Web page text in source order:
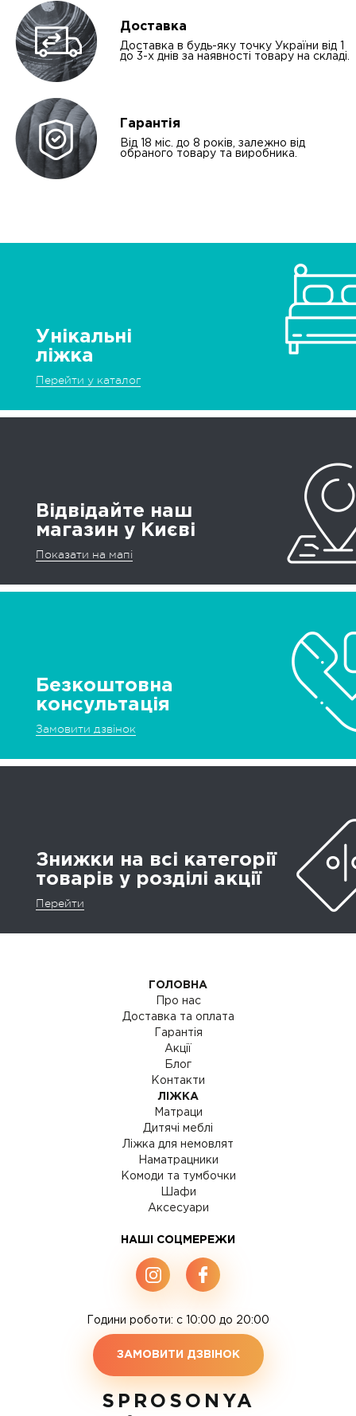
Доставка
Доставка в будь-яку точку України від 1
до 3-х днів за наявності товару на складі.
Гарантія
Від 18 міс. до 8 років, залежно від
обраного товару та виробника.
Унікальні
ліжка
Перейти у каталог
Відвідайте наш
магазин у Києві
Показати на мапі
Безкоштовна
консультація
Замовити дзвінок
Знижки на всі категорії
товарів у розділі акції
Перейти
ГОЛОВНА
Про нас
Доставка та оплата
Гарантія
Акції
Блог
Контакти
ЛІЖКА
Матраци
Дитячі меблі
Ліжка для немовлят
Наматрацники
Комоди та тумбочки
Шафи
Аксесуари
НАШІ СОЦМЕРЕЖИ
Години роботи: c 10:00 до 20:00
ЗАМОВИТИ ДЗВІНОК
SPROSONYA